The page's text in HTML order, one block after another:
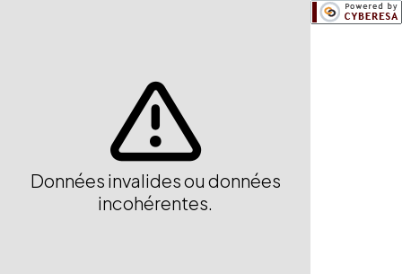
Données invalides ou données
incohérentes.